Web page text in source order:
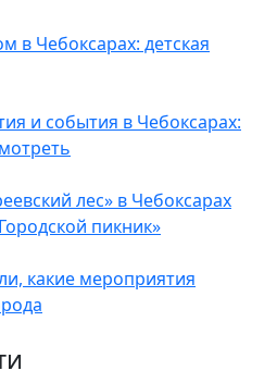
в Чебоксарах: детская
и события в Чебоксарах:
лес» в Чебоксарах
пикник»
какие мероприятия